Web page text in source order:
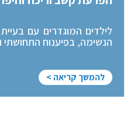
לילדים המוגדרים עם
הנשימה, בפיענוח התחושתי
להמשך קריאה >